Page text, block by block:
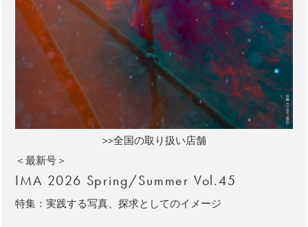
>>全国の取り扱い店舗
＜最新号＞
IMA 2026 Spring/Summer Vol.45
特集：実践する写真、探求としてのイメージ